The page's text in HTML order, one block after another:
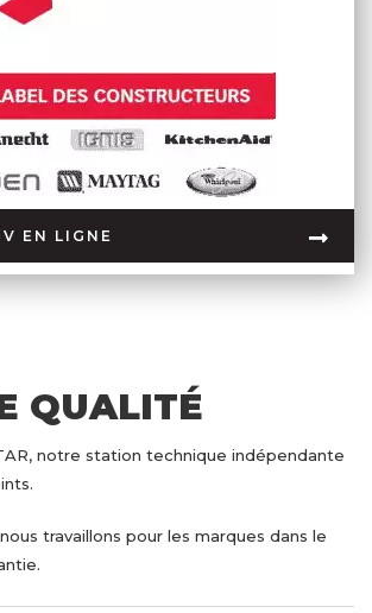
EN LIGNE
QUALITÉ
notre station technique indépendante
travaillons pour les marques dans le